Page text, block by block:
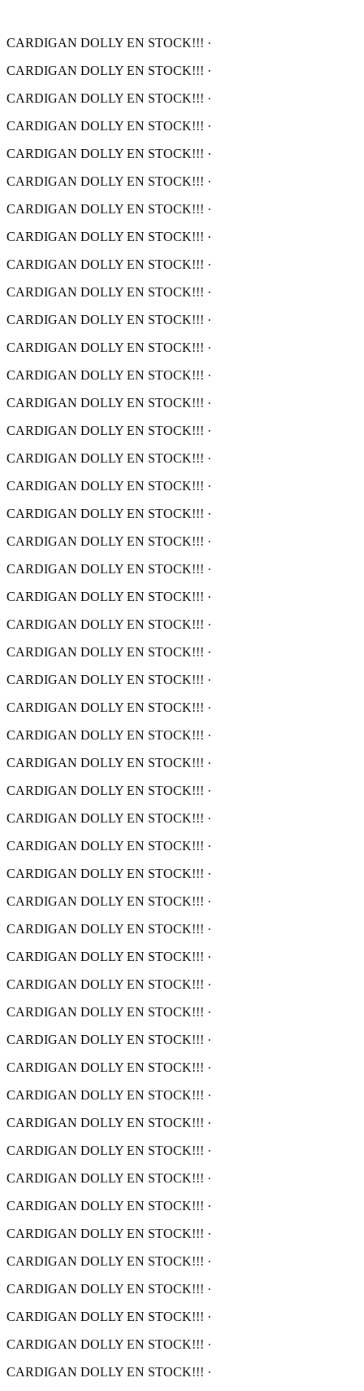
CARDIGAN DOLLY EN STOCK!!! ·
CARDIGAN DOLLY EN STOCK!!! ·
CARDIGAN DOLLY EN STOCK!!! ·
CARDIGAN DOLLY EN STOCK!!! ·
CARDIGAN DOLLY EN STOCK!!! ·
CARDIGAN DOLLY EN STOCK!!! ·
CARDIGAN DOLLY EN STOCK!!! ·
CARDIGAN DOLLY EN STOCK!!! ·
CARDIGAN DOLLY EN STOCK!!! ·
CARDIGAN DOLLY EN STOCK!!! ·
CARDIGAN DOLLY EN STOCK!!! ·
CARDIGAN DOLLY EN STOCK!!! ·
CARDIGAN DOLLY EN STOCK!!! ·
CARDIGAN DOLLY EN STOCK!!! ·
CARDIGAN DOLLY EN STOCK!!! ·
CARDIGAN DOLLY EN STOCK!!! ·
CARDIGAN DOLLY EN STOCK!!! ·
CARDIGAN DOLLY EN STOCK!!! ·
CARDIGAN DOLLY EN STOCK!!! ·
CARDIGAN DOLLY EN STOCK!!! ·
CARDIGAN DOLLY EN STOCK!!! ·
CARDIGAN DOLLY EN STOCK!!! ·
CARDIGAN DOLLY EN STOCK!!! ·
CARDIGAN DOLLY EN STOCK!!! ·
CARDIGAN DOLLY EN STOCK!!! ·
CARDIGAN DOLLY EN STOCK!!! ·
CARDIGAN DOLLY EN STOCK!!! ·
CARDIGAN DOLLY EN STOCK!!! ·
CARDIGAN DOLLY EN STOCK!!! ·
CARDIGAN DOLLY EN STOCK!!! ·
CARDIGAN DOLLY EN STOCK!!! ·
CARDIGAN DOLLY EN STOCK!!! ·
CARDIGAN DOLLY EN STOCK!!! ·
CARDIGAN DOLLY EN STOCK!!! ·
CARDIGAN DOLLY EN STOCK!!! ·
CARDIGAN DOLLY EN STOCK!!! ·
CARDIGAN DOLLY EN STOCK!!! ·
CARDIGAN DOLLY EN STOCK!!! ·
CARDIGAN DOLLY EN STOCK!!! ·
CARDIGAN DOLLY EN STOCK!!! ·
CARDIGAN DOLLY EN STOCK!!! ·
CARDIGAN DOLLY EN STOCK!!! ·
CARDIGAN DOLLY EN STOCK!!! ·
CARDIGAN DOLLY EN STOCK!!! ·
CARDIGAN DOLLY EN STOCK!!! ·
CARDIGAN DOLLY EN STOCK!!! ·
CARDIGAN DOLLY EN STOCK!!! ·
CARDIGAN DOLLY EN STOCK!!! ·
CARDIGAN DOLLY EN STOCK!!! ·